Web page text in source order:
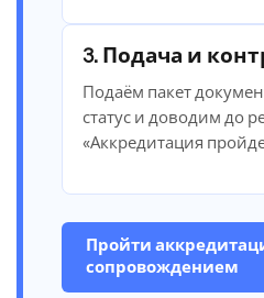
3. Подача и
Подаём пакет
статус и доводим до
«Аккредитация
Пройти
сопровождением